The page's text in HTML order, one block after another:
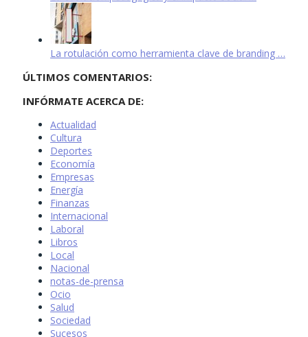
La rotulación como herramienta clave de branding …
ÚLTIMOS COMENTARIOS:
INFÓRMATE ACERCA DE:
Actualidad
Cultura
Deportes
Economía
Empresas
Energía
Finanzas
Internacional
Laboral
Libros
Local
Nacional
notas-de-prensa
Ocio
Salud
Sociedad
Sucesos